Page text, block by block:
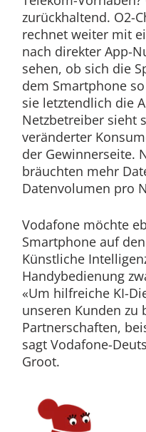
zurückhaltend. O2-
rechnet weiter mit
nach direkter App-
sehen, ob sich die
dem Smartphone
sie letztendlich die
Netzbetreiber sieht
veränderter
der Gewinnerseite.
bräuchten mehr
Datenvolumen pro
Vodafone möchte
Smartphone auf
Künstliche
Handybedienung
«Um hilfreiche KI-
unseren Kunden zu
Partnerschaften,
sagt Vodafone-
Groot.